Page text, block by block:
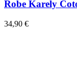
Robe Karely
34,90 €